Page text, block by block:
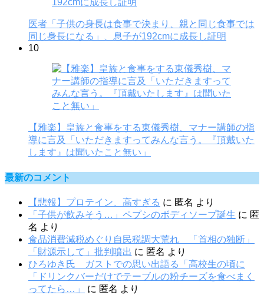
医者「子供の身長は食事で決まり、親と同じ食事では
同じ身長になる」、息子が192cmに成長し証明
10
【雅楽】皇族と食事をする東儀秀樹、マナー講師の指
導に言及「いただきますってみんな言う。『頂戴いた
します』は聞いたこと無い」
最新のコメント
【悲報】プロテイン、高すぎる に 匿名 より
「子供が飲みそう…」ペプシのボディソープ誕生 に 匿
名 より
食品消費減税めぐり自民税調大荒れ 「首相の独断」
「財源示して」批判噴出 に 匿名 より
ひろゆき氏 ガストでの思い出語る「高校生の頃に
「ドリンクバーだけでテーブルの粉チーズを食べまく
ってたら…」
に 匿名 より